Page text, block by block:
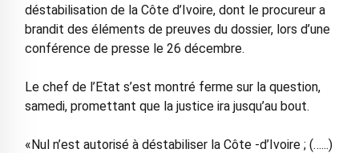
déstabilisation de la Côte d’Ivoire, dont le procureur a
brandit des éléments de preuves du dossier, lors d’une
conférence de presse le 26 décembre.
Le chef de l’Etat s’est montré ferme sur la question,
samedi, promettant que la justice ira jusqu’au bout.
«Nul n’est autorisé à déstabiliser la Côte -d’Ivoire ; (…...)